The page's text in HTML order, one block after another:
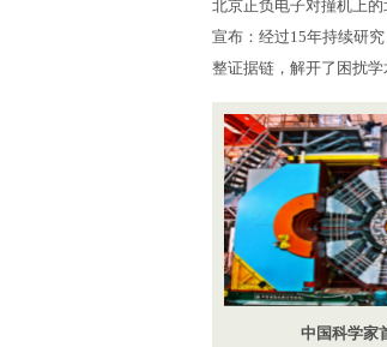
北京正负电子对撞机上
宣布：经过15年持续研
整证据链，解开了困扰学
中国科学家